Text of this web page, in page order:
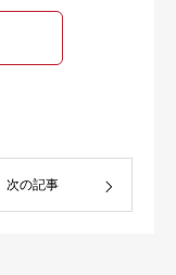
次の記事